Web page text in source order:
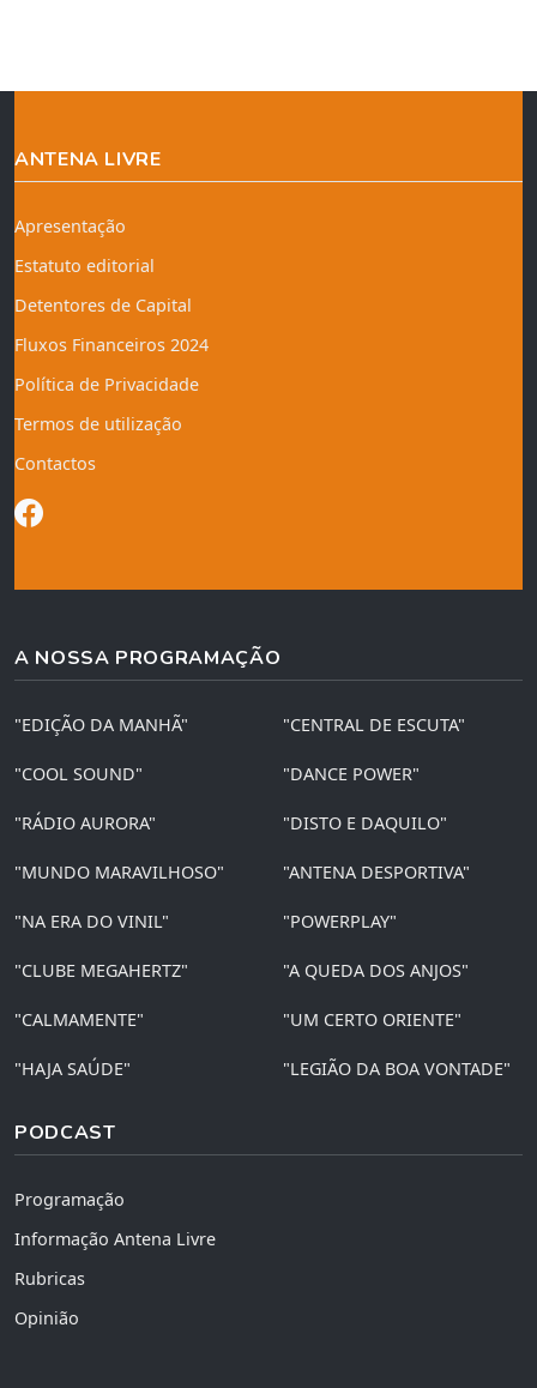
ANTENA LIVRE
Apresentação
Estatuto editorial
Detentores de Capital
Fluxos Financeiros 2024
Política de Privacidade
Termos de utilização
Contactos
A NOSSA PROGRAMAÇÃO
"EDIÇÃO DA MANHÃ" "CENTRAL DE ESCUTA"
"COOL SOUND" "DANCE POWER"
"RÁDIO AURORA" "DISTO E DAQUILO"
"MUNDO MARAVILHOSO" "ANTENA DESPORTIVA"
"NA ERA DO VINIL" "POWERPLAY"
"CLUBE MEGAHERTZ" "A QUEDA DOS ANJOS"
"CALMAMENTE" "UM CERTO ORIENTE"
"HAJA SAÚDE" "LEGIÃO DA BOA VONTADE"
PODCAST
Programação
Informação Antena Livre
Rubricas
Opinião